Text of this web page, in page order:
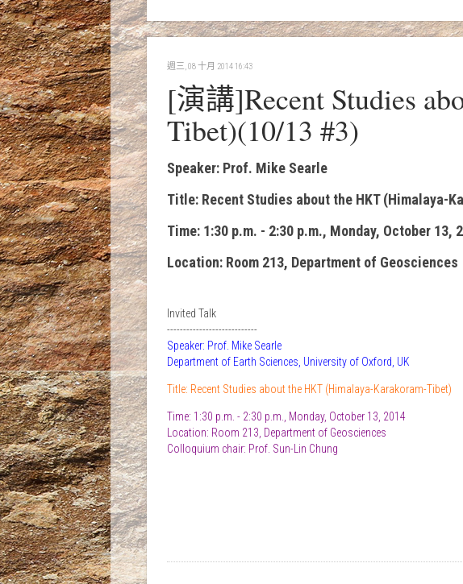
週三, 08 十月 2014 16:43
[演講]Recent Studies
Tibet)(10/13 #3)
Speaker: Prof. Mike Searle
Title: Recent Studies about the HKT (Himalaya-
Time: 1:30 p.m. - 2:30 p.m., Monday, October 13,
Location: Room 213, Department of Geosciences
Invited Talk
----------------------------
Speaker: Prof. Mike Searle
Department of Earth Sciences, University of Oxford, UK
Title: Recent Studies about the HKT (Himalaya-Karakoram-Tibet)
Time: 1:30 p.m. - 2:30 p.m., Monday, October 13, 2014
Location: Room 213, Department of Geosciences
Colloquium chair: Prof. Sun-Lin Chung